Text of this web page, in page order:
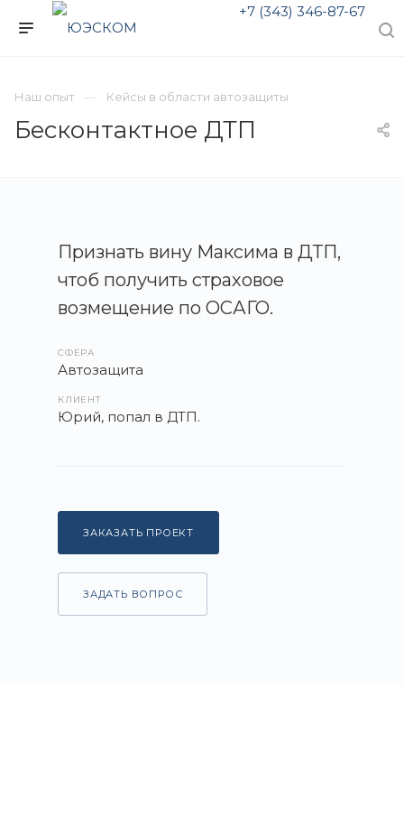
+7 (343) 346-87-67
Наш опыт Кейсы в области автозащиты
Бесконтактное ДТП
Признать вину Максима в ДТП,
чтоб получить страховое
возмещение по ОСАГО.
СФЕРА
Автозащита
КЛИЕНТ
Юрий, попал в ДТП.
ЗАКАЗАТЬ ПРОЕКТ
ЗАДАТЬ ВОПРОС